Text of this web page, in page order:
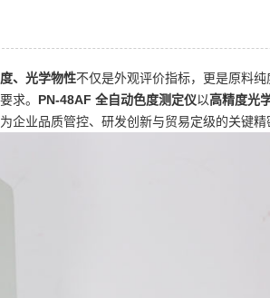
、光学物性不仅是外观评价指标，更是原料
求。 PN‑48AF 全自动色度测定仪以高精度光
业品质管控、研发创新与贸易定级的关键精